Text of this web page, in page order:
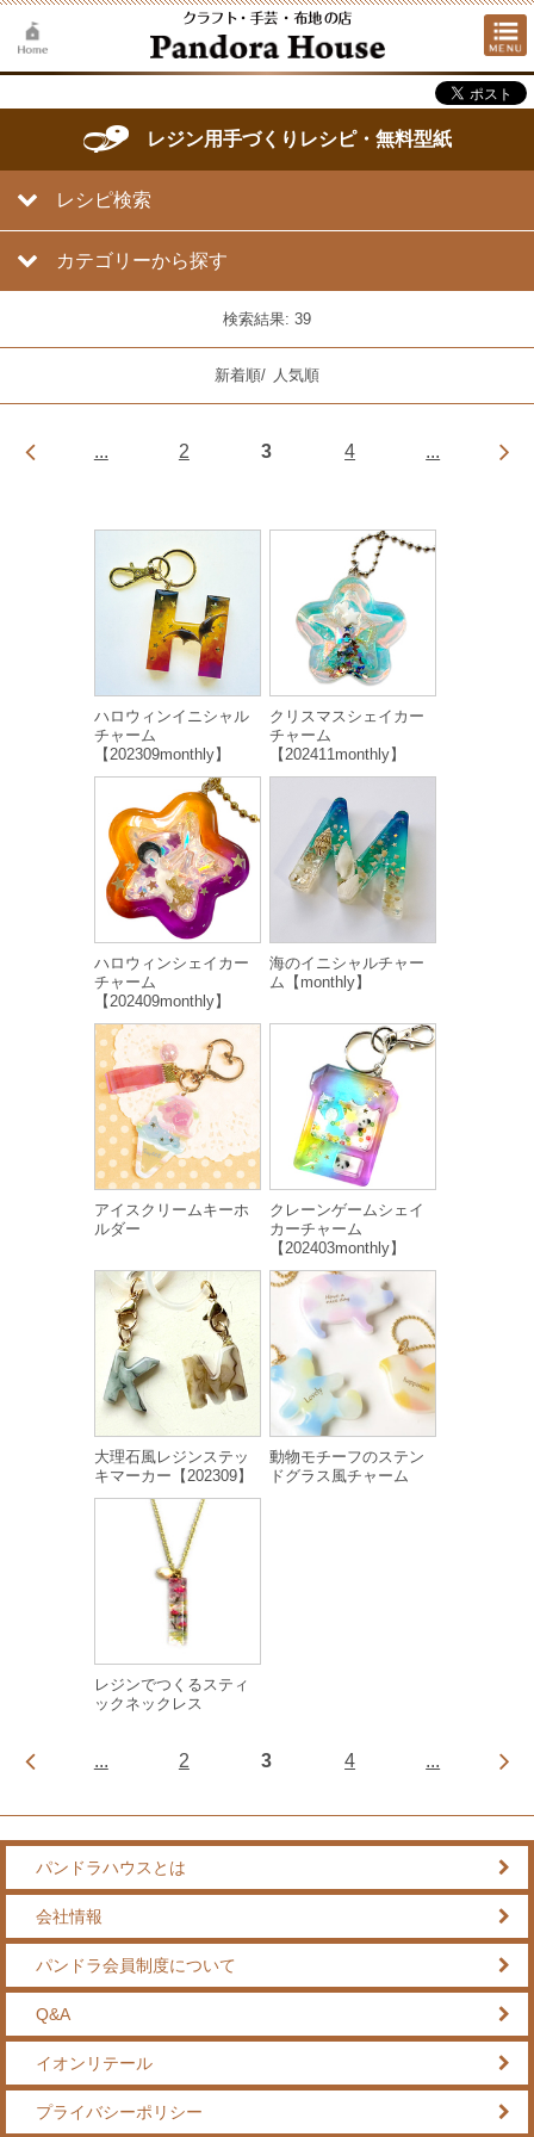
レジン用手づくりレシピ・無料型紙
レシピ検索
カテゴリーから探す
検索結果: 39
新着順/ 人気順
... 2 3 4 ...
ハロウィンイニシャル
チャーム
【202309monthly】
クリスマスシェイカー
チャーム
【202411monthly】
ハロウィンシェイカー
チャーム
【202409monthly】
海のイニシャルチャー
ム【monthly】
アイスクリームキーホ
ルダー
クレーンゲームシェイ
カーチャーム
【202403monthly】
大理石風レジンステッ
キマーカー【202309】
動物モチーフのステン
ドグラス風チャーム
レジンでつくるスティ
ックネックレス
... 2 3 4 ...
パンドラハウスとは
会社情報
パンドラ会員制度について
Q&A
イオンリテール
プライバシーポリシー